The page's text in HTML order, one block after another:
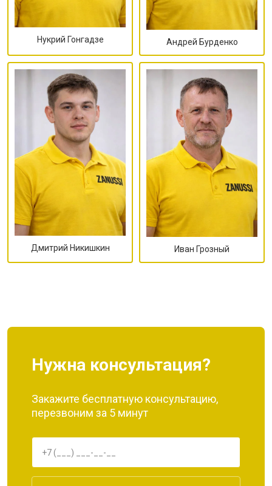
Нукрий Гонгадзе Андрей Бурденко
Дмитрий Никишкин Иван Грозный
Нужна консультация?
Закажите бесплатную консультацию,
перезвоним за 5 минут